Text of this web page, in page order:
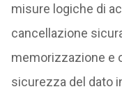
misure logiche di
cancellazione
memorizzazione e
sicurezza del dato